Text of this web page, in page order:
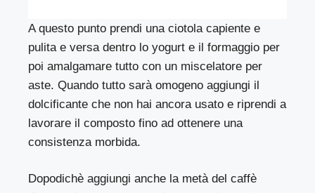
A questo punto prendi una ciotola capiente e
pulita e versa dentro lo yogurt e il formaggio per
poi amalgamare tutto con un miscelatore per
aste. Quando tutto sarà omogeno aggiungi il
dolcificante che non hai ancora usato e riprendi a
lavorare il composto fino ad ottenere una
consistenza morbida.
Dopodichè aggiungi anche la metà del caffè